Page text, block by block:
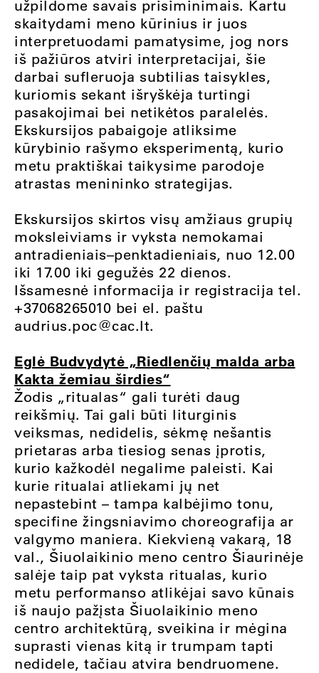
užpildome savais prisiminimais. Kartu
skaitydami meno kūrinius ir juos
interpretuodami pamatysime, jog nors
iš pažiūros atviri interpretacijai, šie
darbai sufleruoja subtilias taisykles,
kuriomis sekant išryškėja turtingi
pasakojimai bei netikėtos paralelės.
Ekskursijos pabaigoje atliksime
kūrybinio rašymo eksperimentą, kurio
metu praktiškai taikysime parodoje
atrastas menininko strategijas.
Ekskursijos skirtos visų amžiaus grupių
moksleiviams ir vyksta nemokamai
antradieniais–penktadieniais, nuo 12.00
iki 17.00 iki gegužės 22 dienos.
Išsamesnė informacija ir registracija tel.
+37068265010 bei el. paštu
audrius.poc@cac.lt.
Eglė Budvydytė „Riedlenčių malda arba
Kakta žemiau širdies“
Žodis „ritualas“ gali turėti daug
reikšmių. Tai gali būti liturginis
veiksmas, nedidelis, sėkmę nešantis
prietaras arba tiesiog senas įprotis,
kurio kažkodėl negalime paleisti. Kai
kurie ritualai atliekami jų net
nepastebint – tampa kalbėjimo tonu,
specifine žingsniavimo choreografija ar
valgymo maniera. Kiekvieną vakarą, 18
val., Šiuolaikinio meno centro Šiaurinėje
salėje taip pat vyksta ritualas, kurio
metu performanso atlikėjai savo kūnais
iš naujo pažįsta Šiuolaikinio meno
centro architektūrą, sveikina ir mėgina
suprasti vienas kitą ir trumpam tapti
nedidele, tačiau atvira bendruomene.